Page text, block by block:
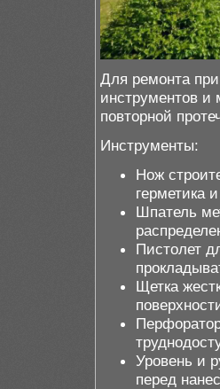
Для ремонта
инструментов и
повторной
Инструменты:
Нож
герметика
Шпатель
Пистолет
Щетка
Уровень и
перед